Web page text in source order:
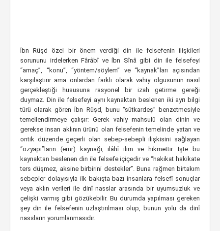
İbn Rüşd özel bir önem verdiği din ile felsefenin ilişkileri
sorununu irdelerken Fârâbî ve İbn Sînâ gibi din ile felsefeyi
“amaç”, “konu”, “yöntem/söylem” ve “kaynak”ları açısından
karşılaştırır ama onlardan farklı olarak vahiy olgusunun nasıl
gerçekleştiği hususuna rasyonel bir izah getirme gereği
duymaz. Din ile felsefeyi aynı kaynaktan beslenen iki ayrı bilgi
türü olarak gören İbn Rüşd, bunu “sütkardeş” benzetmesiyle
temellendirmeye çalışır: Gerek vahiy mahsulü olan dinin ve
gerekse insan aklının ürünü olan felsefenin temelinde yatan ve
ontik düzende geçerli olan sebep-sebepli ilişkisini sağlayan
“özyapı”ların (emr) kaynağı, ilâhî ilim ve hikmettir. İşte bu
kaynaktan beslenen din ile felsefe içiçedir ve “hakikat hakikate
ters düşmez, aksine birbirini destekler”. Buna rağmen birtakım
sebepler dolayısıyla ilk bakışta bazı insanlara felsefî sonuçlar
veya aklın verileri ile dinî nasslar arasında bir uyumsuzluk ve
çelişki varmış gibi gözükebilir. Bu durumda yapılması gereken
şey din ile felsefenin uzlaştırılması olup, bunun yolu da dinî
nassların yorumlanmasıdır.